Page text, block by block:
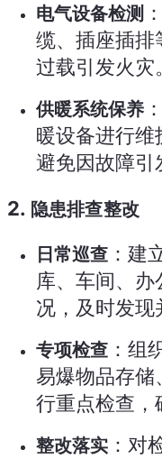
电气设备检测
缆、插座插排
过载引发火灾
供暖系统保养
暖设备进行维
避免因故障引
2. 隐患排查整改
日常巡查 ：建
库、车间、
况，及时发现
专项检查 ：组
易爆物品存
行重点检查，
整改落实 ：对